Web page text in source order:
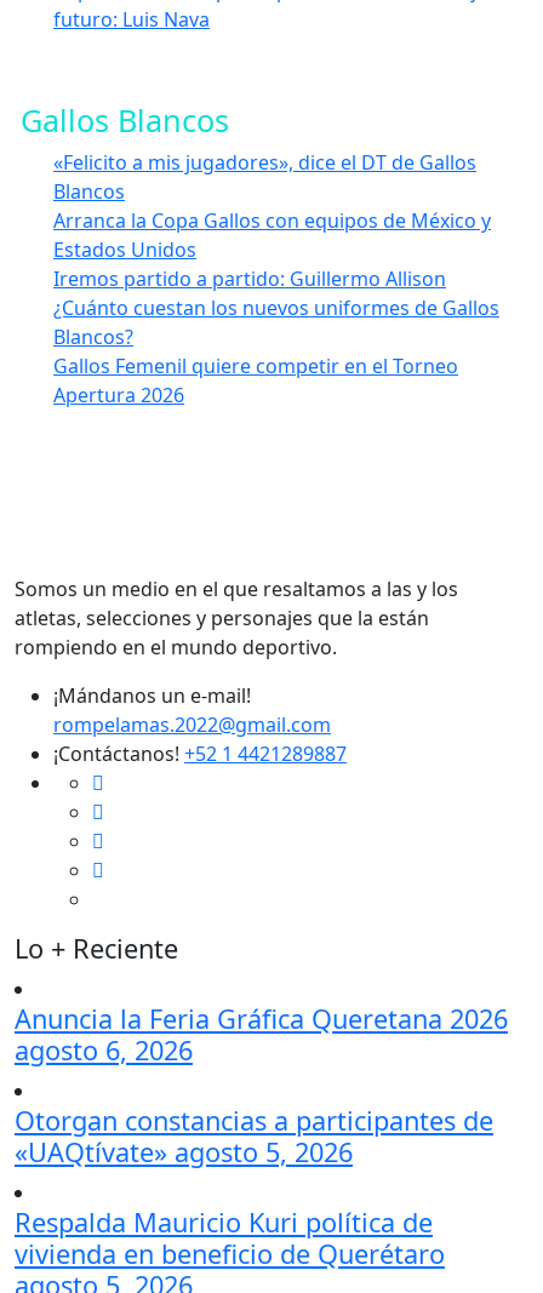
futuro: Luis Nava
Gallos Blancos
«Felicito a mis jugadores», dice el DT de Gallos
Blancos
Arranca la Copa Gallos con equipos de México y
Estados Unidos
Iremos partido a partido: Guillermo Allison
¿Cuánto cuestan los nuevos uniformes de Gallos
Blancos?
Gallos Femenil quiere competir en el Torneo
Apertura 2026
Somos un medio en el que resaltamos a las y los
atletas, selecciones y personajes que la están
rompiendo en el mundo deportivo.
¡Mándanos un e-mail!
rompelamas.2022@gmail.com
¡Contáctanos! +52 1 4421289887
Lo + Reciente
Anuncia la Feria Gráfica Queretana 2026
agosto 6, 2026
Otorgan constancias a participantes de
«UAQtívate» agosto 5, 2026
Respalda Mauricio Kuri política de
vivienda en beneficio de Querétaro
agosto 5, 2026